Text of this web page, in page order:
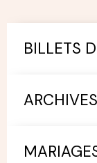
BILLETS